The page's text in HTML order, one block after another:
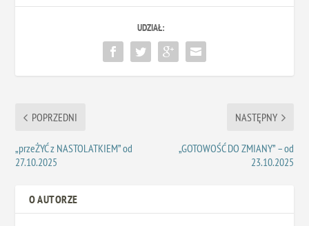
UDZIAŁ:
POPRZEDNI
„przeŻYĆ z NASTOLATKIEM” od
27.10.2025
NASTĘPNY
„GOTOWOŚĆ DO ZMIANY” – od
23.10.2025
O AUTORZE